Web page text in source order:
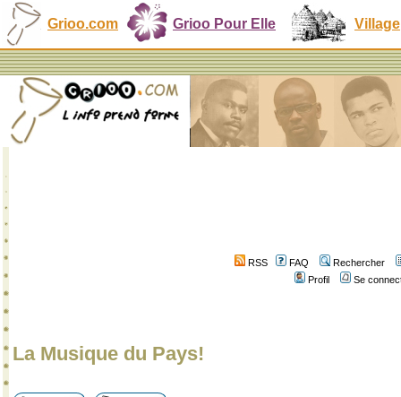
Grioo.com Grioo Pour Elle Village
RSS FAQ
Rechercher
Profil
Se
La Musique du Pays!